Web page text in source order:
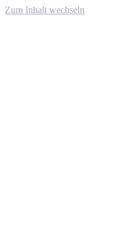
Zum Inhalt wechseln